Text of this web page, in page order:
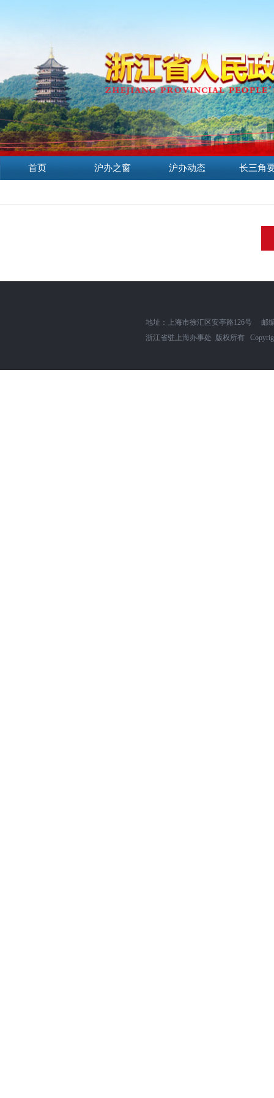
首页 沪办之窗 沪办动态 长三角
地址：上海市徐汇区安亭路126号
邮
浙江省驻上海办事处 版权所有